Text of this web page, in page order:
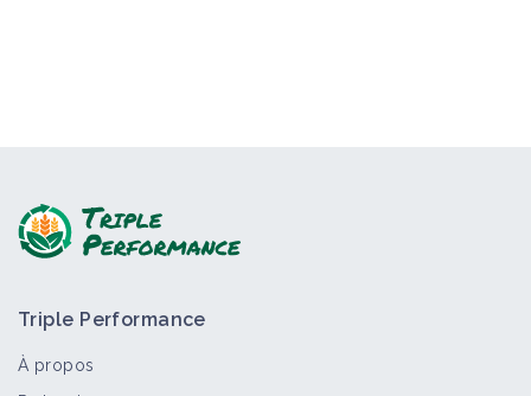
Triple Performance
À propos